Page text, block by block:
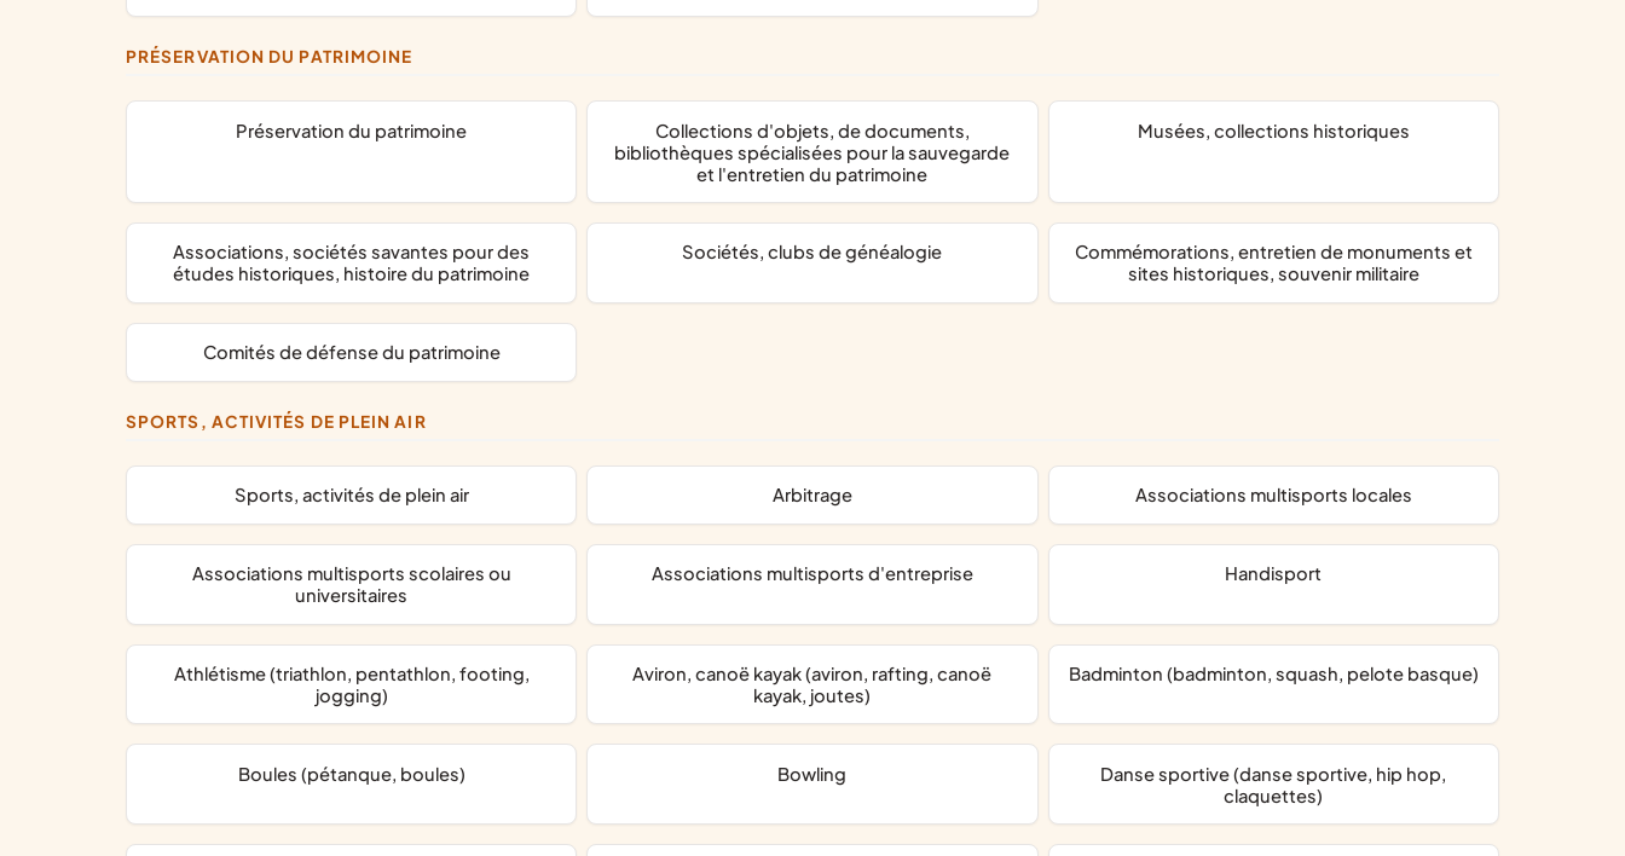
PRÉSERVATION DU PATRIMOINE
préservation du patrimoine
collections d'objets, de documents,
bibliothèques spécialisées pour la sauvegarde
et l'entretien du patrimoine
musées, collections historiques
associations, sociétés savantes pour des
études historiques, histoire du patrimoine
sociétés, clubs de généalogie
commémorations, entretien de monuments et
sites historiques, souvenir militaire
comités de défense du patrimoine
SPORTS, ACTIVITÉS DE PLEIN AIR
Sports, activités de plein air arbitrage associations multisports locales
associations multisports scolaires ou
universitaires
associations multisports d'entreprise handisport
Athlétisme (triathlon, pentathlon, footing,
jogging)
Aviron, canoë kayak (aviron, rafting, canoë
kayak, joutes)
Badminton (badminton, squash, pelote basque)
Boules (pétanque, boules) Bowling
Danse sportive (danse sportive, hip hop,
claquettes)